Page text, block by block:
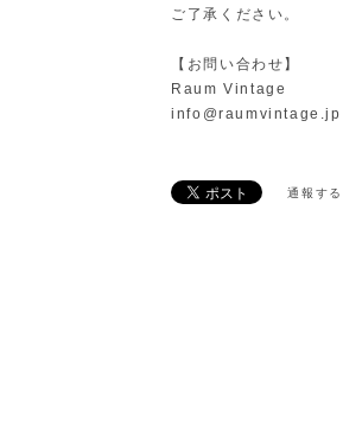
ご了承ください。
【お問い合わせ】
Raum Vintage
info@raumvintage.jp
通報する